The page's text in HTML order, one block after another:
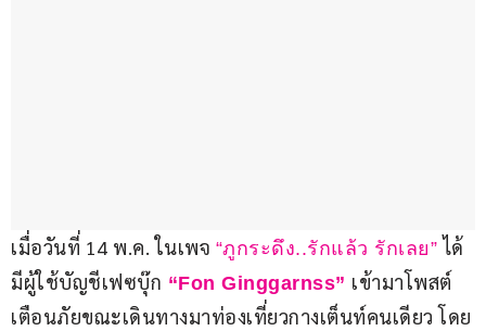
เมื่อวันที่ 14 พ.ค. ในเพจ “ภูกระดึง..รักแล้ว รักเลย” ได้
มีผู้ใช้บัญชีเฟซบุ๊ก “Fon Ginggarnss” เข้ามาโพสต์
เตือนภัยขณะเดินทางมาท่องเที่ยวกางเต็นท์คนเดียว โดย